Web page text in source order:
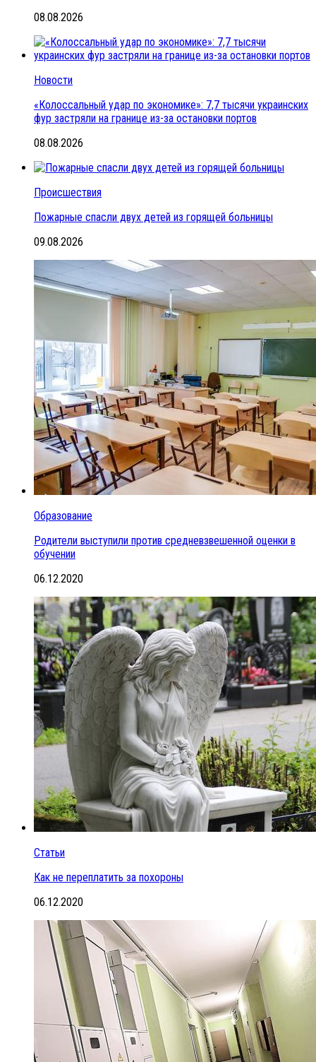
08.08.2026
Новости
«Колоссальный удар по экономике»: 7,7 тысячи украинских
фур застряли на границе из-за остановки портов
08.08.2026
Происшествия
Пожарные спасли двух детей из горящей больницы
09.08.2026
Образование
Родители выступили против средневзвешенной оценки в
обучении
06.12.2020
Статьи
Как не переплатить за похороны
06.12.2020